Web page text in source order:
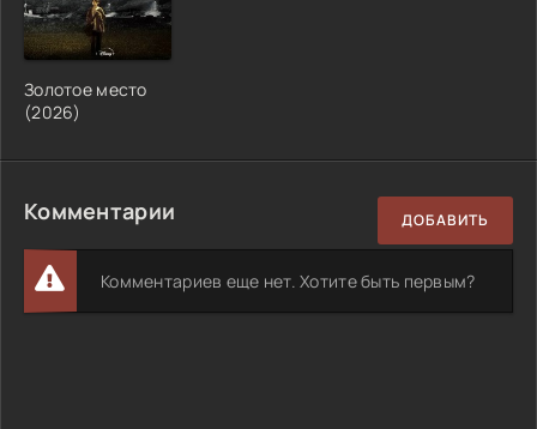
Золотое место
(2026)
Комментарии ДОБАВИТЬ
Комментариев еще нет. Хотите быть первым?